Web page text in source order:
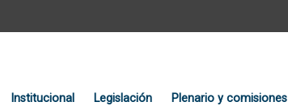
Institucional Legislación Plenario y comisiones